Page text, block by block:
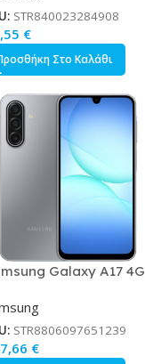
STR840023284908
€
Στο Καλάθι
Galaxy A17 4G
STR8806097651239
€